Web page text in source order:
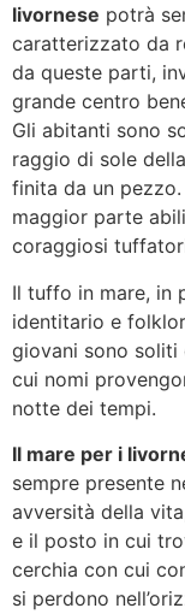
livornese potrà
caratterizzato da
da queste parti,
grande centro
Gli abitanti sono
raggio di sole
finita da un
maggior parte
coraggiosi
Il tuffo in mare, in
identitario e
giovani sono soliti
cui nomi
notte dei tempi.
Il mare per i
sempre presente
avversità della
e il posto in cui
cerchia con cui
si perdono